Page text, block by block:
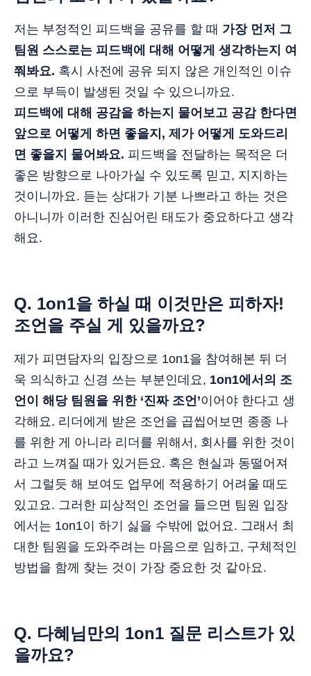
저는 부정적인 피드백을 공유를 할 때 가장 먼저 그
팀원 스스로는 피드백에 대해 어떻게 생각하는지 여
쭤봐요. 혹시 사전에 공유 되지 않은 개인적인 이슈
으로 부득이 발생된 것일 수 있으니까요.
피드백에 대해 공감을 하는지 물어보고 공감 한다면
앞으로 어떻게 하면 좋을지, 제가 어떻게 도와드리
면 좋을지 물어봐요. 피드백을 전달하는 목적은 더
좋은 방향으로 나아가실 수 있도록 믿고, 지지하는
것이니까요. 듣는 상대가 기분 나쁘라고 하는 것은
아니니까 이러한 진심어린 태도가 중요하다고 생각
해요.
Q. 1on1을 하실 때 이것만은 피하자!
조언을 주실 게 있을까요?
제가 피면담자의 입장으로 1on1을 참여해본 뒤 더
욱 의식하고 신경 쓰는 부분인데요, 1on1에서의 조
언이 해당 팀원을 위한 ‘진짜 조언’이어야 한다고 생
각해요. 리더에게 받은 조언을 곱씹어보면 종종 나
를 위한 게 아니라 리더를 위해서, 회사를 위한 것이
라고 느껴질 때가 있거든요. 혹은 현실과 동떨어져
서 그럴듯 해 보여도 업무에 적용하기 어려울 때도
있고요. 그러한 피상적인 조언을 들으면 팀원 입장
에서는 1on1이 하기 싫을 수밖에 없어요. 그래서 최
대한 팀원을 도와주려는 마음으로 임하고, 구체적인
방법을 함께 찾는 것이 가장 중요한 것 같아요.
Q. 다혜님만의 1on1 질문 리스트가 있
을까요?